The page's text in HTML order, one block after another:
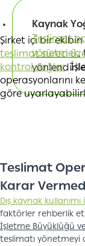
Şirket içi bir ekibin
teslimat süreci
kontrol sağlar.
operasyonlarını
göre
Kaynak
Teslimat
yönetmek,
Teslimat
Karar
Dış kaynak
faktörler rehberlik
İşletme Büyüklüğü
teslimatı yönetmeyi